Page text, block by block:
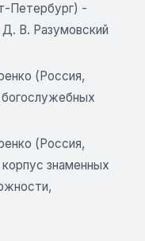
Петербург) -
В. Разумовский
(Россия,
(Россия,
знаменных